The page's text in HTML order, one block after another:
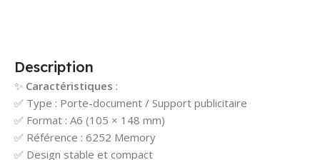
Description
✨ Caractéristiques :
✅ Type : Porte-document / Support publicitaire
✅ Format : A6 (105 × 148 mm)
✅ Référence : 6252 Memory
✅ Design stable et compact